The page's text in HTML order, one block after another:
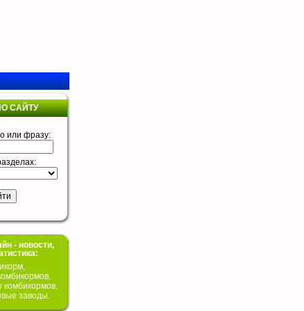
САЙТУ
или фразу:
- новости,
комбикормов,
заводы.